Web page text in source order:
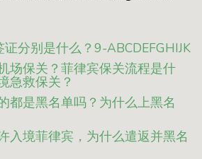
分别是什么？9-ABCDEFGHIJK
场保关？菲律宾保关流程是什
急救保关？
都是黑名单吗？为什么上黑名
入境菲律宾，为什么遣返并黑名